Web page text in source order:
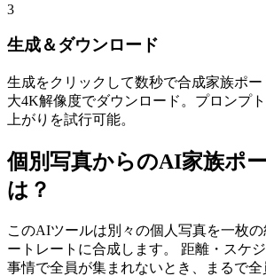
3
生成＆ダウンロード
生成をクリックして数秒で合成家族ポ
大4K解像度でダウンロード。プロンプ
上がりを試行可能。
個別写真からのAI家族ポ
は？
このAIツールは別々の個人写真を一枚
ートレートに合成します。 距離・スケ
事情で全員が集まれないとき、まるで全